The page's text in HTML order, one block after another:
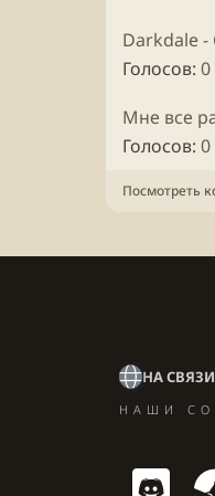
Darkdale -
Голосов: 0
Мне все
Голосов: 0
Посмотреть
НА СВЯЗИ
НАШИ